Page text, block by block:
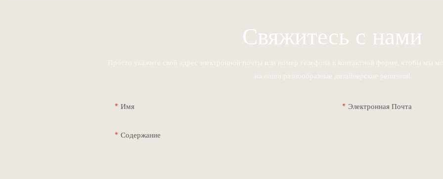
Свяжитесь с нами
Просто укажите свой адрес электронной почты или номер телефона в контактной форме, чтобы мы
на наши разнообразные дизайнерские решения!
Имя Электронная Почта
Содержание